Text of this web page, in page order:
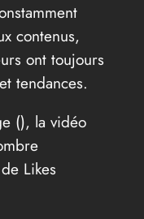
contenus,
ont toujours
tendances.
(), la vidéo
Likes